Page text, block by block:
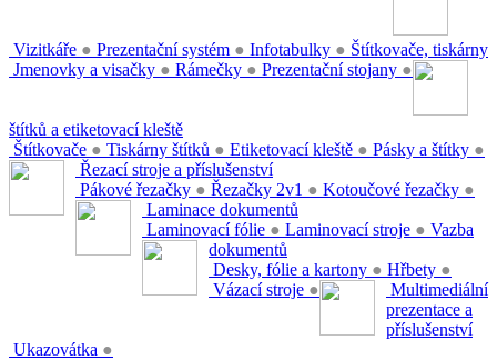
Vizitkáře ● Prezentační systém ● Infotabulky ●
Jmenovky a visačky ● Rámečky ● Prezentační stojany ●
Štítkovače, tiskárny
štítků a etiketovací kleště
Štítkovače ● Tiskárny štítků ● Etiketovací kleště ● Pásky a štítky ●
Řezací stroje a příslušenství
Pákové řezačky ● Řezačky 2v1 ● Kotoučové řezačky ●
Laminace dokumentů
Laminovací fólie ● Laminovací stroje ● Vazba
dokumentů
Desky, fólie a kartony ● Hřbety ●
Vázací stroje ●
Multimediální
prezentace a
příslušenství
Ukazovátka ●